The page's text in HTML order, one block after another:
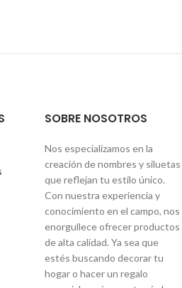
SOBRE NOSOTROS
Nos especializamos en la
creación de nombres y siluetas
que reflejan tu estilo único.
Con nuestra experiencia y
conocimiento en el campo, nos
enorgullece ofrecer productos
de alta calidad. Ya sea que
estés buscando decorar tu
hogar o hacer un regalo